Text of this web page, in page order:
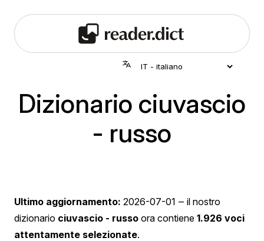
Dizionario ciuvascio
- russo
Ultimo aggiornamento: 2026-07-01 ‒ il nostro
dizionario ciuvascio - russo ora contiene 1.926 voci
attentamente selezionate.